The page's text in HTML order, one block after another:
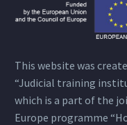
This website was
“Judicial training
which is a part of the
Europe programme